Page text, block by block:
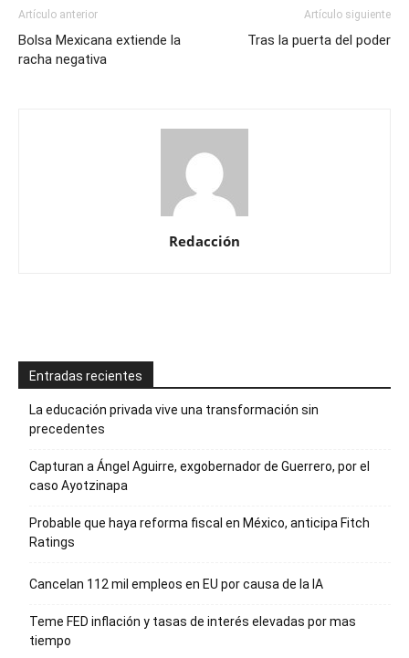
Artículo anterior
Bolsa Mexicana extiende la
racha negativa
Artículo siguiente
Tras la puerta del poder
Redacción
Entradas recientes
La educación privada vive una transformación sin
precedentes
Capturan a Ángel Aguirre, exgobernador de Guerrero, por el
caso Ayotzinapa
Probable que haya reforma fiscal en México, anticipa Fitch
Ratings
Cancelan 112 mil empleos en EU por causa de la IA
Teme FED inflación y tasas de interés elevadas por mas
tiempo